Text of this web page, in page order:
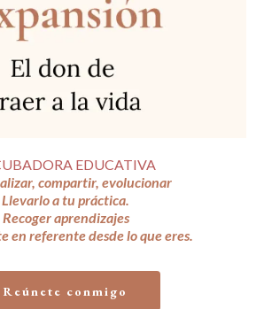
EDUCATIVA
compartir, evolucionar
Llevarlo a tu práctica.
Recoger aprendizajes
en referente desde lo que eres.
Reúnete conmigo